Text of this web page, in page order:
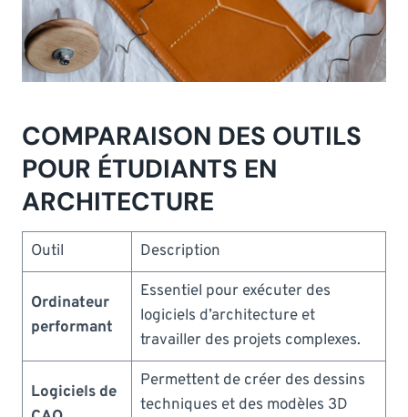
COMPARAISON DES OUTILS
POUR ÉTUDIANTS EN
ARCHITECTURE
Outil Description
Ordinateur
performant
Essentiel pour exécuter des
logiciels d’architecture et
travailler des projets complexes.
Logiciels de
Permettent de créer des dessins
techniques et des modèles 3D